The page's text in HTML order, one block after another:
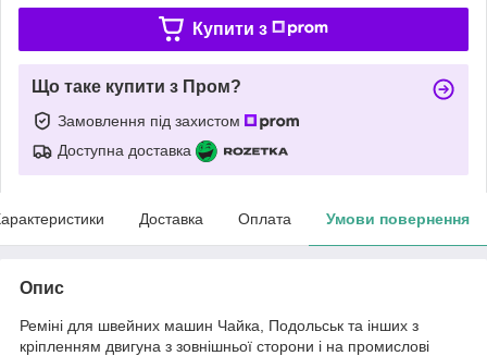
Купити з
Що таке купити з Пром?
Замовлення під захистом
Доступна доставка
Доставка Оплата Умови повернення
Опис
Реміні для швейних машин Чайка, Подольськ та інших з
кріпленням двигуна з зовнішньої сторони і на промислові